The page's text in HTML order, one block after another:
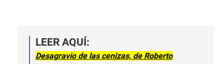
LEER AQUÍ:
Desagravio de las cenizas, de Roberto